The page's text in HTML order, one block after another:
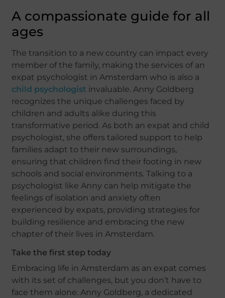
A compassionate guide for all
ages
The transition to a new country can impact every
member of the family, making the services of an
expat psychologist in Amsterdam who is also a
child psychologist invaluable. Anny Goldberg
recognizes the unique challenges faced by
children and adults alike during this
transformative period. As both an expat and child
psychologist, she offers tailored support to help
families adapt to their new surroundings,
ensuring that children find their footing in new
schools and social environments. Talking to a
psychologist like Anny can help mitigate the
feelings of isolation and anxiety often
experienced by expats, providing strategies for
building resilience and embracing the new
chapter of their lives in Amsterdam.
Take the first step today
Embracing life in Amsterdam as an expat comes
with its set of challenges, but you don’t have to
face them alone. Anny Goldberg, a dedicated